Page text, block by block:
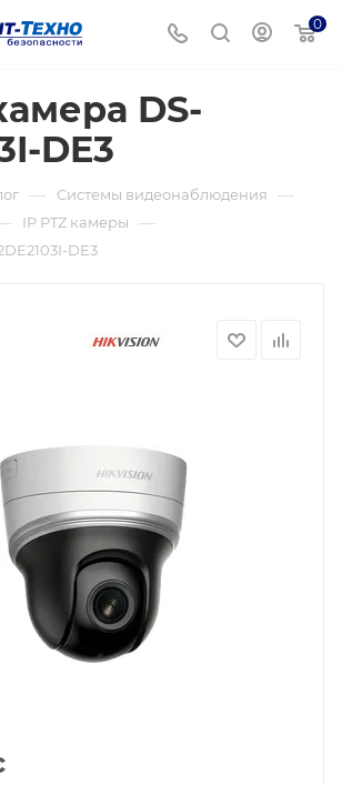
0
DS-
DE3
— Системы видеонаблюдения —
IP PTZ камеры —
DE3